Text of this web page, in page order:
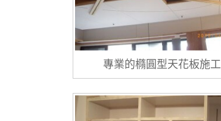
專業的橢圓型天花板施工